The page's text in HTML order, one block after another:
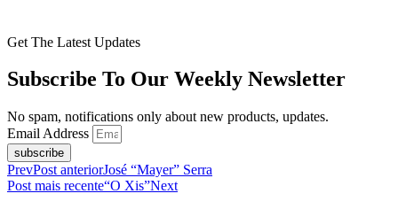
Get The Latest Updates
Subscribe To Our Weekly Newsletter
No spam, notifications only about new products, updates.
Email Address
subscribe
PrevPost anteriorJosé “Mayer” Serra
Post mais recente“O Xis”Next